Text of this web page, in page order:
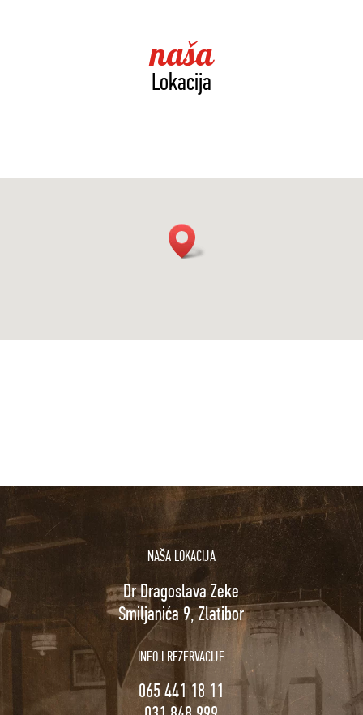
naša
Lokacija
NAŠA LOKACIJA
Dr Dragoslava Zeke
Smiljanića 9, Zlatibor
INFO I REZERVACIJE
065 441 18 11